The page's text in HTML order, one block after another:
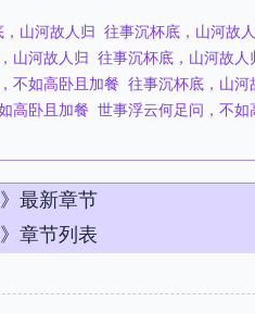
山河故人归 往事沉杯底，山河故
山河故人归 往事沉杯底，山河故人
不如高卧且加餐 往事沉杯底，山河
高卧且加餐 世事浮云何足问，不如
最新章节
章节列表